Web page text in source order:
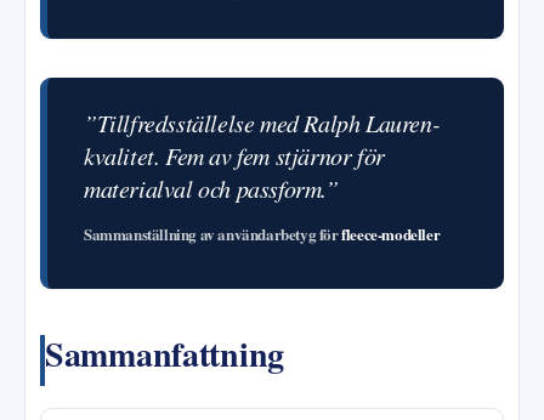
”Tillfredsställelse med Ralph Lauren-
kvalitet. Fem av fem stjärnor för
materialval och passform.”
Sammanställning av användarbetyg förfleece-modeller
Sammanfattning